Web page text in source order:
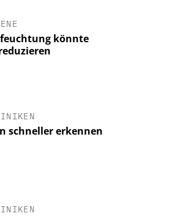
könnte
schneller erkennen